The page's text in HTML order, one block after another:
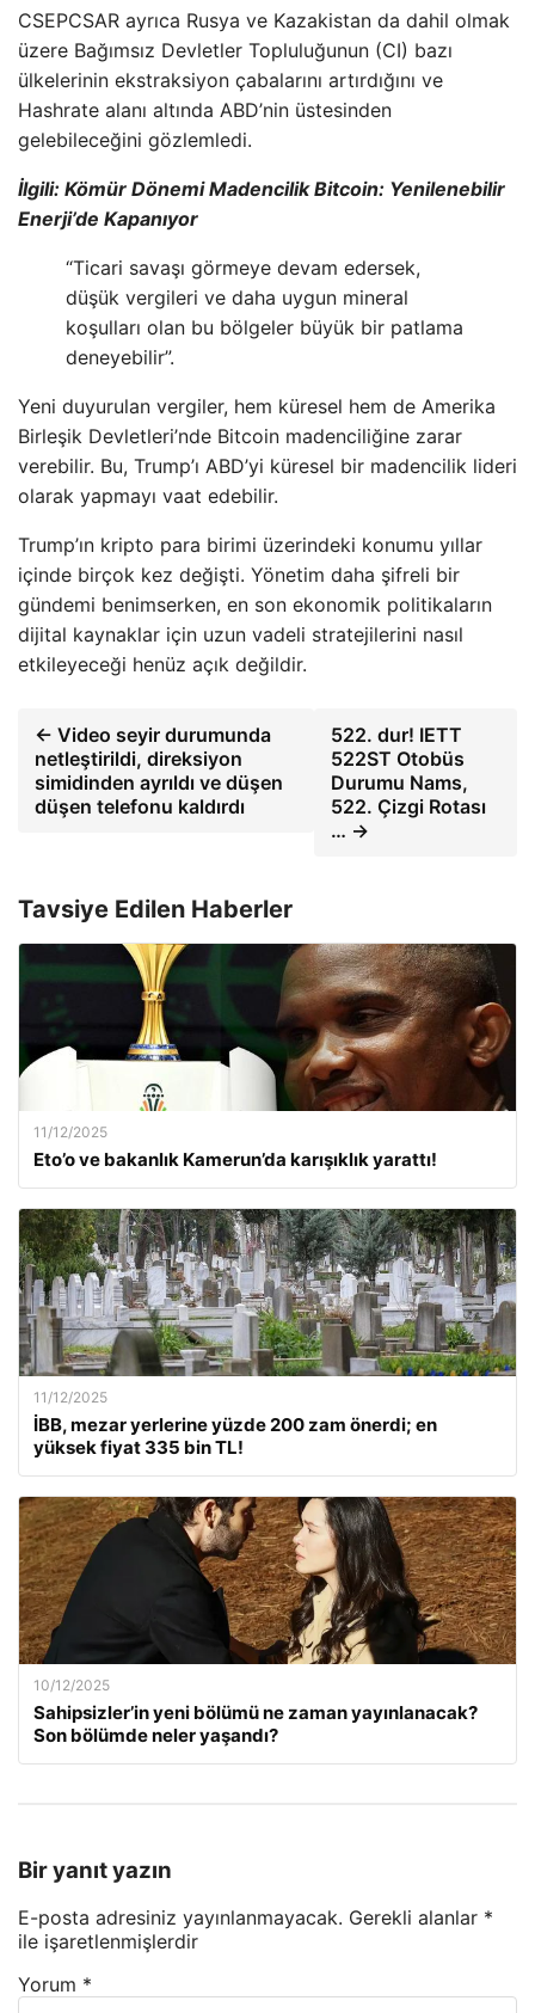
CSEPCSAR ayrıca Rusya ve Kazakistan da dahil olmak
üzere Bağımsız Devletler Topluluğunun (CI) bazı
ülkelerinin ekstraksiyon çabalarını artırdığını ve
Hashrate alanı altında ABD’nin üstesinden
gelebileceğini gözlemledi.
İlgili: Kömür Dönemi Madencilik Bitcoin: Yenilenebilir
Enerji’de Kapanıyor
“Ticari savaşı görmeye devam edersek,
düşük vergileri ve daha uygun mineral
koşulları olan bu bölgeler büyük bir patlama
deneyebilir”.
Yeni duyurulan vergiler, hem küresel hem de Amerika
Birleşik Devletleri’nde Bitcoin madenciliğine zarar
verebilir. Bu, Trump’ı ABD’yi küresel bir madencilik lideri
olarak yapmayı vaat edebilir.
Trump’ın kripto para birimi üzerindeki konumu yıllar
içinde birçok kez değişti. Yönetim daha şifreli bir
gündemi benimserken, en son ekonomik politikaların
dijital kaynaklar için uzun vadeli stratejilerini nasıl
etkileyeceği henüz açık değildir.
← Video seyir durumunda
netleştirildi, direksiyon
simidinden ayrıldı ve düşen
düşen telefonu kaldırdı
522. dur! IETT
522ST Otobüs
Durumu Nams,
522. Çizgi Rotası
… →
Tavsiye Edilen Haberler
11/12/2025
Eto’o ve bakanlık Kamerun’da karışıklık yarattı!
11/12/2025
İBB, mezar yerlerine yüzde 200 zam önerdi; en
yüksek fiyat 335 bin TL!
10/12/2025
Sahipsizler’in yeni bölümü ne zaman yayınlanacak?
Son bölümde neler yaşandı?
Bir yanıt yazın
E-posta adresiniz yayınlanmayacak. Gerekli alanlar *
ile işaretlenmişlerdir
Yorum *